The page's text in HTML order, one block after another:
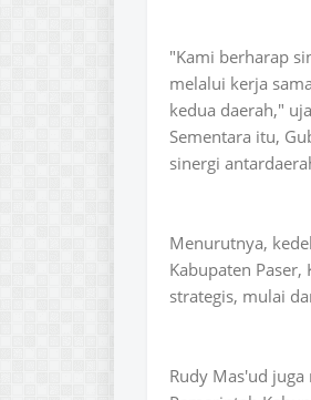
"Kami berharap
melalui kerja
kedua daerah,"
Sementara itu,
sinergi
Menurutnya,
Kabupaten
strategis, mulai
Rudy Mas'ud